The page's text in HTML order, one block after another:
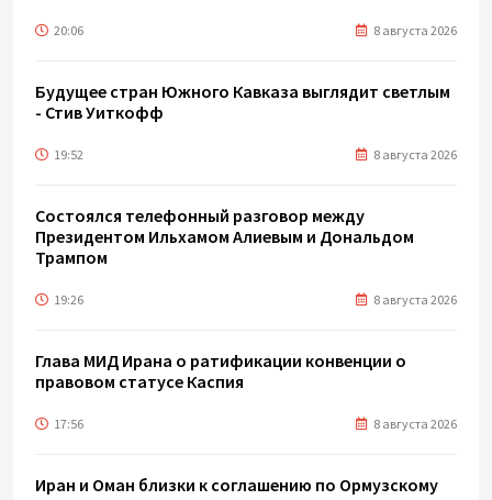
20:06 8 августа 2026
Будущее стран Южного Кавказа выглядит светлым
- Стив Уиткофф
19:52 8 августа 2026
Состоялся телефонный разговор между
Президентом Ильхамом Алиевым и Дональдом
Трампом
19:26 8 августа 2026
Глава МИД Ирана о ратификации конвенции о
правовом статусе Каспия
17:56 8 августа 2026
Иран и Оман близки к соглашению по Ормузскому